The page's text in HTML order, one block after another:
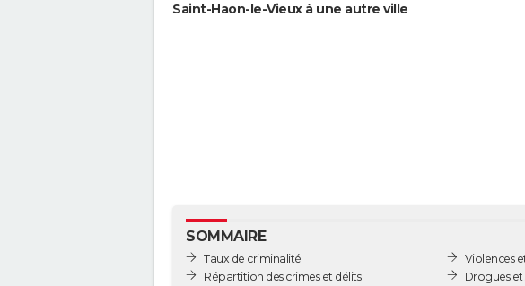
Saint-Haon-le-Vieux à une autre ville
SOMMAIRE
Taux de criminalité
Répartition des crimes et délits
Violences
Drogues